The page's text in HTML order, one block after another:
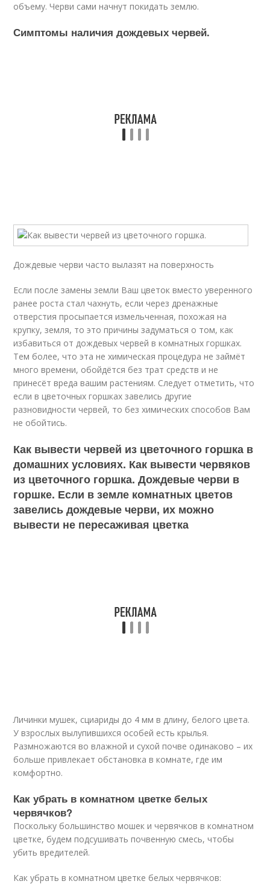
объему. Черви сами начнут покидать землю.
Симптомы наличия дождевых червей.
Дождевые черви часто вылазят на поверхность
Если после замены земли Ваш цветок вместо уверенного
ранее роста стал чахнуть, если через дренажные
отверстия просыпается измельченная, похожая на
крупку, земля, то это причины задуматься о том, как
избавиться от дождевых червей в комнатных горшках.
Тем более, что эта не химическая процедура не займёт
много времени, обойдётся без трат средств и не
принесёт вреда вашим растениям. Следует отметить, что
если в цветочных горшках завелись другие
разновидности червей, то без химических способов Вам
не обойтись.
Как вывести червей из цветочного горшка в
домашних условиях. Как вывести червяков
из цветочного горшка. Дождевые черви в
горшке. Если в земле комнатных цветов
завелись дождевые черви, их можно
вывести не пересаживая цветка
Личинки мушек, сциариды до 4 мм в длину, белого цвета.
У взрослых вылупившихся особей есть крылья.
Размножаются во влажной и сухой почве одинаково – их
больше привлекает обстановка в комнате, где им
комфортно.
Как убрать в комнатном цветке белых
червячков?
Поскольку большинство мошек и червячков в комнатном
цветке, будем подсушивать почвенную смесь, чтобы
убить вредителей.
Как убрать в комнатном цветке белых червячков: